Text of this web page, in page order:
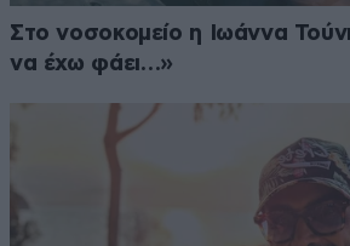
Στο νοσοκομείο η Ιωάννα
να έχω φάει…»